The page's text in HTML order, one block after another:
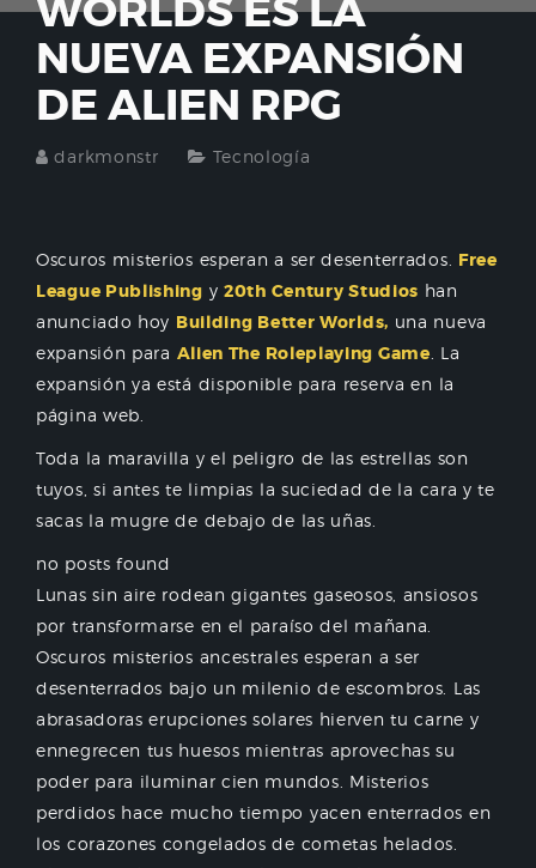
WORLDS ES LA
NUEVA EXPANSIÓN
DE ALIEN RPG
darkmonstr Tecnología
Oscuros misterios esperan a ser desenterrados. Free
League Publishing y20th Century Studios han
anunciado hoy Building Better Worlds, una nueva
expansión para Alien The Roleplaying Game . La
expansión ya está disponible para reserva en la
página web.
Toda la maravilla y el peligro de las estrellas son
tuyos, si antes te limpias la suciedad de la cara y te
sacas la mugre de debajo de las uñas.
no posts found
Lunas sin aire rodean gigantes gaseosos, ansiosos
por transformarse en el paraíso del mañana.
Oscuros misterios ancestrales esperan a ser
desenterrados bajo un milenio de escombros. Las
abrasadoras erupciones solares hierven tu carne y
ennegrecen tus huesos mientras aprovechas su
poder para iluminar cien mundos. Misterios
perdidos hace mucho tiempo yacen enterrados en
los corazones congelados de cometas helados.